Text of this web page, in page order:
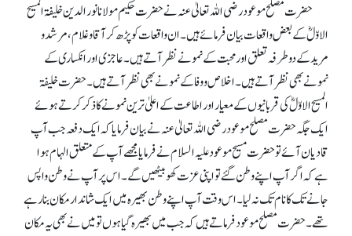
حضرت مصلح موعود رضی اللہ تعالیٰ عنہ نے حضرت حکیم مولانا نور الدین خلیفۃ المسیح
الاوّلؓ کے بعض واقعات بیان فرمائے ہیں۔ ان واقعات کو پڑھ کر آقا و غلام، مرشد و
مرید کے دو طرفہ تعلق اور محبت کے نمونے نظر آتے ہیں۔ عاجزی اور انکساری کے
نمونے بھی نظر آتے ہیں۔ اخلاص و وفا کے نمونے بھی نظر آتے ہیں۔ حضرت خلیفۃ
المسیح الاوّلؓ کی قربانیوں کے معیار اور اطاعت کے اعلیٰ ترین نمونے کا ذکر کرتے ہوئے
ایک جگہ حضرت مصلح موعود رضی اللہ تعالیٰ عنہ نے بیان فرمایا کہ ایک دفعہ جب آپ
قادیان آئے تو حضرت مسیح موعود علیہ السلام نے فرمایا مجھے آپ کے متعلق الہام ہوا
ہے کہ اگر آپ اپنے وطن گئے تو اپنی عزت کھو بیٹھیں گے۔ اس پر آپ نے وطن واپس
جانے تک کا نام تک نہ لیا۔ اس وقت آپ اپنے وطن بھیرہ میں ایک شاندار مکان بنا رہے
تھے۔ حضرت مصلح موعود فرماتے ہیں کہ جب میں بھیرہ گیا ہوں تو میں نے بھی یہ مکان